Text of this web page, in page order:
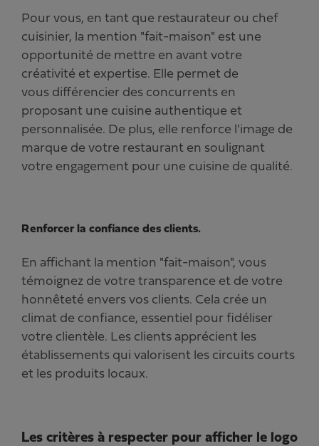
Pour vous, en tant que restaurateur ou chef
cuisinier, la mention "fait-maison" est une
opportunité de mettre en avant votre
créativité et expertise. Elle permet de
vous différencier des concurrents en
proposant une cuisine authentique et
personnalisée. De plus, elle renforce l'image de
marque de votre restaurant en soulignant
votre engagement pour une cuisine de qualité.
Renforcer la confiance des clients.
En affichant la mention "fait-maison", vous
témoignez de votre transparence et de votre
honnêteté envers vos clients. Cela crée un
climat de confiance, essentiel pour fidéliser
votre clientèle. Les clients apprécient les
établissements qui valorisent les circuits courts
et les produits locaux.
Les critères à respecter pour afficher le logo